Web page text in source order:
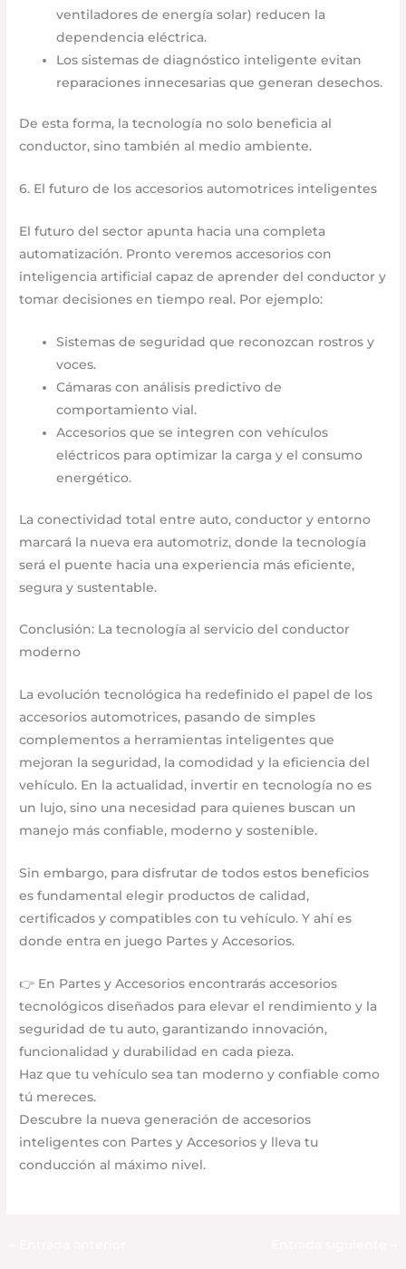
ventiladores de energía solar) reducen la
dependencia eléctrica.
Los sistemas de diagnóstico inteligente evitan
reparaciones innecesarias que generan desechos.
De esta forma, la tecnología no solo beneficia al
conductor, sino también al medio ambiente.
6. El futuro de los accesorios automotrices inteligentes
El futuro del sector apunta hacia una completa
automatización. Pronto veremos accesorios con
inteligencia artificial capaz de aprender del conductor y
tomar decisiones en tiempo real. Por ejemplo:
Sistemas de seguridad que reconozcan rostros y
voces.
Cámaras con análisis predictivo de
comportamiento vial.
Accesorios que se integren con vehículos
eléctricos para optimizar la carga y el consumo
energético.
La conectividad total entre auto, conductor y entorno
marcará la nueva era automotriz, donde la tecnología
será el puente hacia una experiencia más eficiente,
segura y sustentable.
Conclusión: La tecnología al servicio del conductor
moderno
La evolución tecnológica ha redefinido el papel de los
accesorios automotrices, pasando de simples
complementos a herramientas inteligentes que
mejoran la seguridad, la comodidad y la eficiencia del
vehículo. En la actualidad, invertir en tecnología no es
un lujo, sino una necesidad para quienes buscan un
manejo más confiable, moderno y sostenible.
Sin embargo, para disfrutar de todos estos beneficios
es fundamental elegir productos de calidad,
certificados y compatibles con tu vehículo. Y ahí es
donde entra en juego Partes y Accesorios.
👉 En Partes y Accesorios encontrarás accesorios
tecnológicos diseñados para elevar el rendimiento y la
seguridad de tu auto, garantizando innovación,
funcionalidad y durabilidad en cada pieza.
Haz que tu vehículo sea tan moderno y confiable como
tú mereces.
Descubre la nueva generación de accesorios
inteligentes con Partes y Accesorios y lleva tu
conducción al máximo nivel.